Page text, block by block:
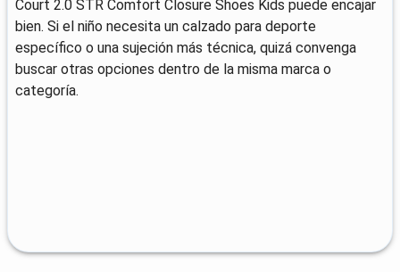
Court 2.0 STR Comfort Closure Shoes Kids puede encajar
bien. Si el niño necesita un calzado para deporte
específico o una sujeción más técnica, quizá convenga
buscar otras opciones dentro de la misma marca o
categoría.